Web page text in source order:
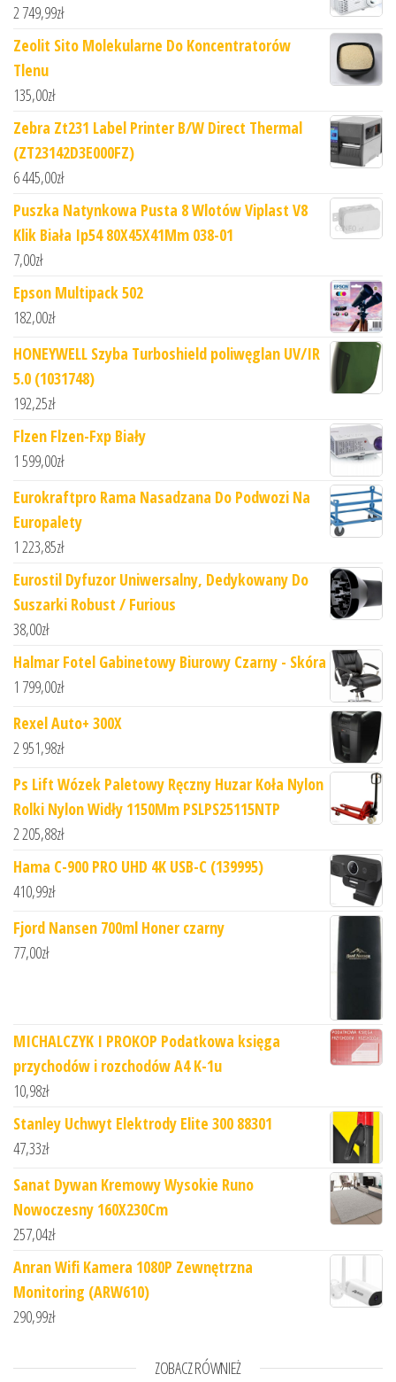
2 749,99zł
Zeolit Sito Molekularne Do Koncentratorów
Tlenu
135,00zł
Zebra Zt231 Label Printer B/W Direct Thermal
(ZT23142D3E000FZ)
6 445,00zł
Puszka Natynkowa Pusta 8 Wlotów Viplast V8
Klik Biała Ip54 80X45X41Mm 038-01
7,00zł
Epson Multipack 502
182,00zł
HONEYWELL Szyba Turboshield poliwęglan UV/IR
5.0 (1031748)
192,25zł
Flzen Flzen-Fxp Biały
1 599,00zł
Eurokraftpro Rama Nasadzana Do Podwozi Na
Europalety
1 223,85zł
Eurostil Dyfuzor Uniwersalny, Dedykowany Do
Suszarki Robust / Furious
38,00zł
Halmar Fotel Gabinetowy Biurowy Czarny - Skóra
1 799,00zł
Rexel Auto+ 300X
2 951,98zł
Ps Lift Wózek Paletowy Ręczny Huzar Koła Nylon
Rolki Nylon Widły 1150Mm PSLPS25115NTP
2 205,88zł
Hama C-900 PRO UHD 4K USB-C (139995)
410,99zł
Fjord Nansen 700ml Honer czarny
77,00zł
MICHALCZYK I PROKOP Podatkowa księga
przychodów i rozchodów A4 K-1u
10,98zł
Stanley Uchwyt Elektrody Elite 300 88301
47,33zł
Sanat Dywan Kremowy Wysokie Runo
Nowoczesny 160X230Cm
257,04zł
Anran Wifi Kamera 1080P Zewnętrzna
Monitoring (ARW610)
290,99zł
ZOBACZ RÓWNIEŻ